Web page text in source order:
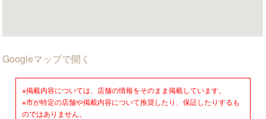
Googleマップで開く
※掲載内容については、店舗の情報をそのまま掲載しています。
※市が特定の店舗や掲載内容について推奨したり、保証したりするも
のではありません。